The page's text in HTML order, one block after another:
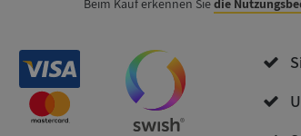
Beim Kauf erkennen Siedie
Strikt nödvändigt